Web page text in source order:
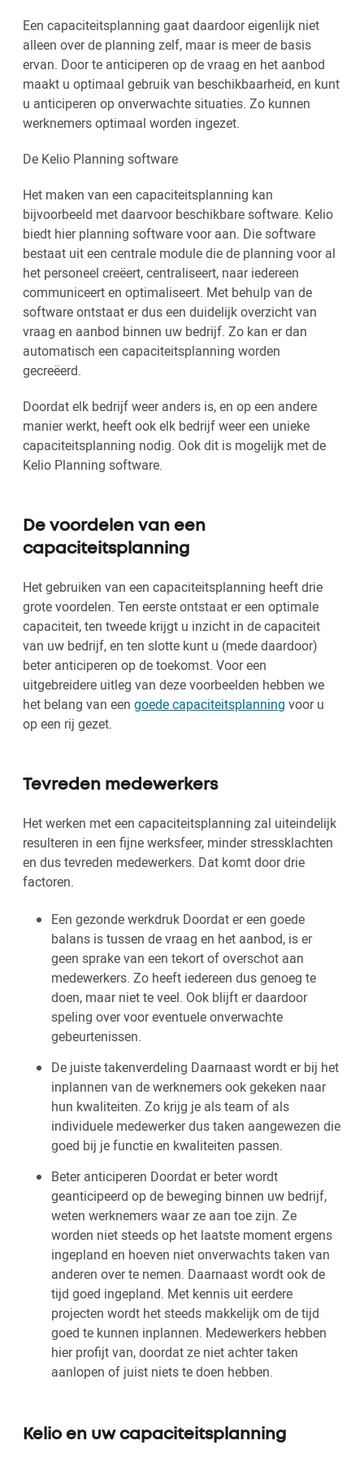
Een capaciteitsplanning gaat daardoor eigenlijk niet
alleen over de planning zelf, maar is meer de basis
ervan. Door te anticiperen op de vraag en het aanbod
maakt u optimaal gebruik van beschikbaarheid, en kunt
u anticiperen op onverwachte situaties. Zo kunnen
werknemers optimaal worden ingezet.
De Kelio Planning software
Het maken van een capaciteitsplanning kan
bijvoorbeeld met daarvoor beschikbare software. Kelio
biedt hier planning software voor aan. Die software
bestaat uit een centrale module die de planning voor al
het personeel creëert, centraliseert, naar iedereen
communiceert en optimaliseert. Met behulp van de
software ontstaat er dus een duidelijk overzicht van
vraag en aanbod binnen uw bedrijf. Zo kan er dan
automatisch een capaciteitsplanning worden
gecreëerd.
Doordat elk bedrijf weer anders is, en op een andere
manier werkt, heeft ook elk bedrijf weer een unieke
capaciteitsplanning nodig. Ook dit is mogelijk met de
Kelio Planning software.
De voordelen van een
capaciteitsplanning
Het gebruiken van een capaciteitsplanning heeft drie
grote voordelen. Ten eerste ontstaat er een optimale
capaciteit, ten tweede krijgt u inzicht in de capaciteit
van uw bedrijf, en ten slotte kunt u (mede daardoor)
beter anticiperen op de toekomst. Voor een
uitgebreidere uitleg van deze voorbeelden hebben we
het belang van een goede capaciteitsplanning voor u
op een rij gezet.
Tevreden medewerkers
Het werken met een capaciteitsplanning zal uiteindelijk
resulteren in een fijne werksfeer, minder stressklachten
en dus tevreden medewerkers. Dat komt door drie
factoren.
Een gezonde werkdruk Doordat er een goede
balans is tussen de vraag en het aanbod, is er
geen sprake van een tekort of overschot aan
medewerkers. Zo heeft iedereen dus genoeg te
doen, maar niet te veel. Ook blijft er daardoor
speling over voor eventuele onverwachte
gebeurtenissen.
De juiste takenverdeling Daarnaast wordt er bij het
inplannen van de werknemers ook gekeken naar
hun kwaliteiten. Zo krijg je als team of als
individuele medewerker dus taken aangewezen die
goed bij je functie en kwaliteiten passen.
Beter anticiperen Doordat er beter wordt
geanticipeerd op de beweging binnen uw bedrijf,
weten werknemers waar ze aan toe zijn. Ze
worden niet steeds op het laatste moment ergens
ingepland en hoeven niet onverwachts taken van
anderen over te nemen. Daarnaast wordt ook de
tijd goed ingepland. Met kennis uit eerdere
projecten wordt het steeds makkelijk om de tijd
goed te kunnen inplannen. Medewerkers hebben
hier profijt van, doordat ze niet achter taken
aanlopen of juist niets te doen hebben.
Kelio en uw capaciteitsplanning